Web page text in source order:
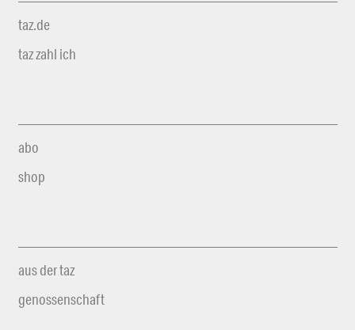
taz.de
taz zahl ich
abo
shop
aus der taz
genossenschaft